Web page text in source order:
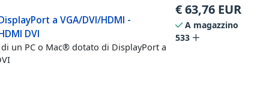
a VGA/DVI/HDMI -
DVI
un PC o Mac® dotato di DisplayPort a
€63,76 EUR
A magazzino
533